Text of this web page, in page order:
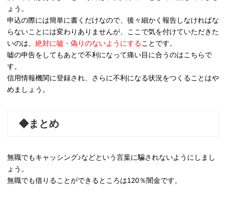
ょう。
申込の際には簡単に書くだけなので、後々細かく報告しなければな
らないことには変わりありませんが、ここで気を付けていただきた
いのは、 絶対に嘘・偽りのないようにすることです。
嘘の申告をしてもあとで不利になって痛い目に合うのはこちらで
す。
信用情報機関に登録され、さらに不利になる状況をつくることはや
めましょう。
◆まとめ
無職でもキャッシング♪などという言葉に騙されないようにしまし
ょう。
無職でも借りることができるところは120％闇金です。